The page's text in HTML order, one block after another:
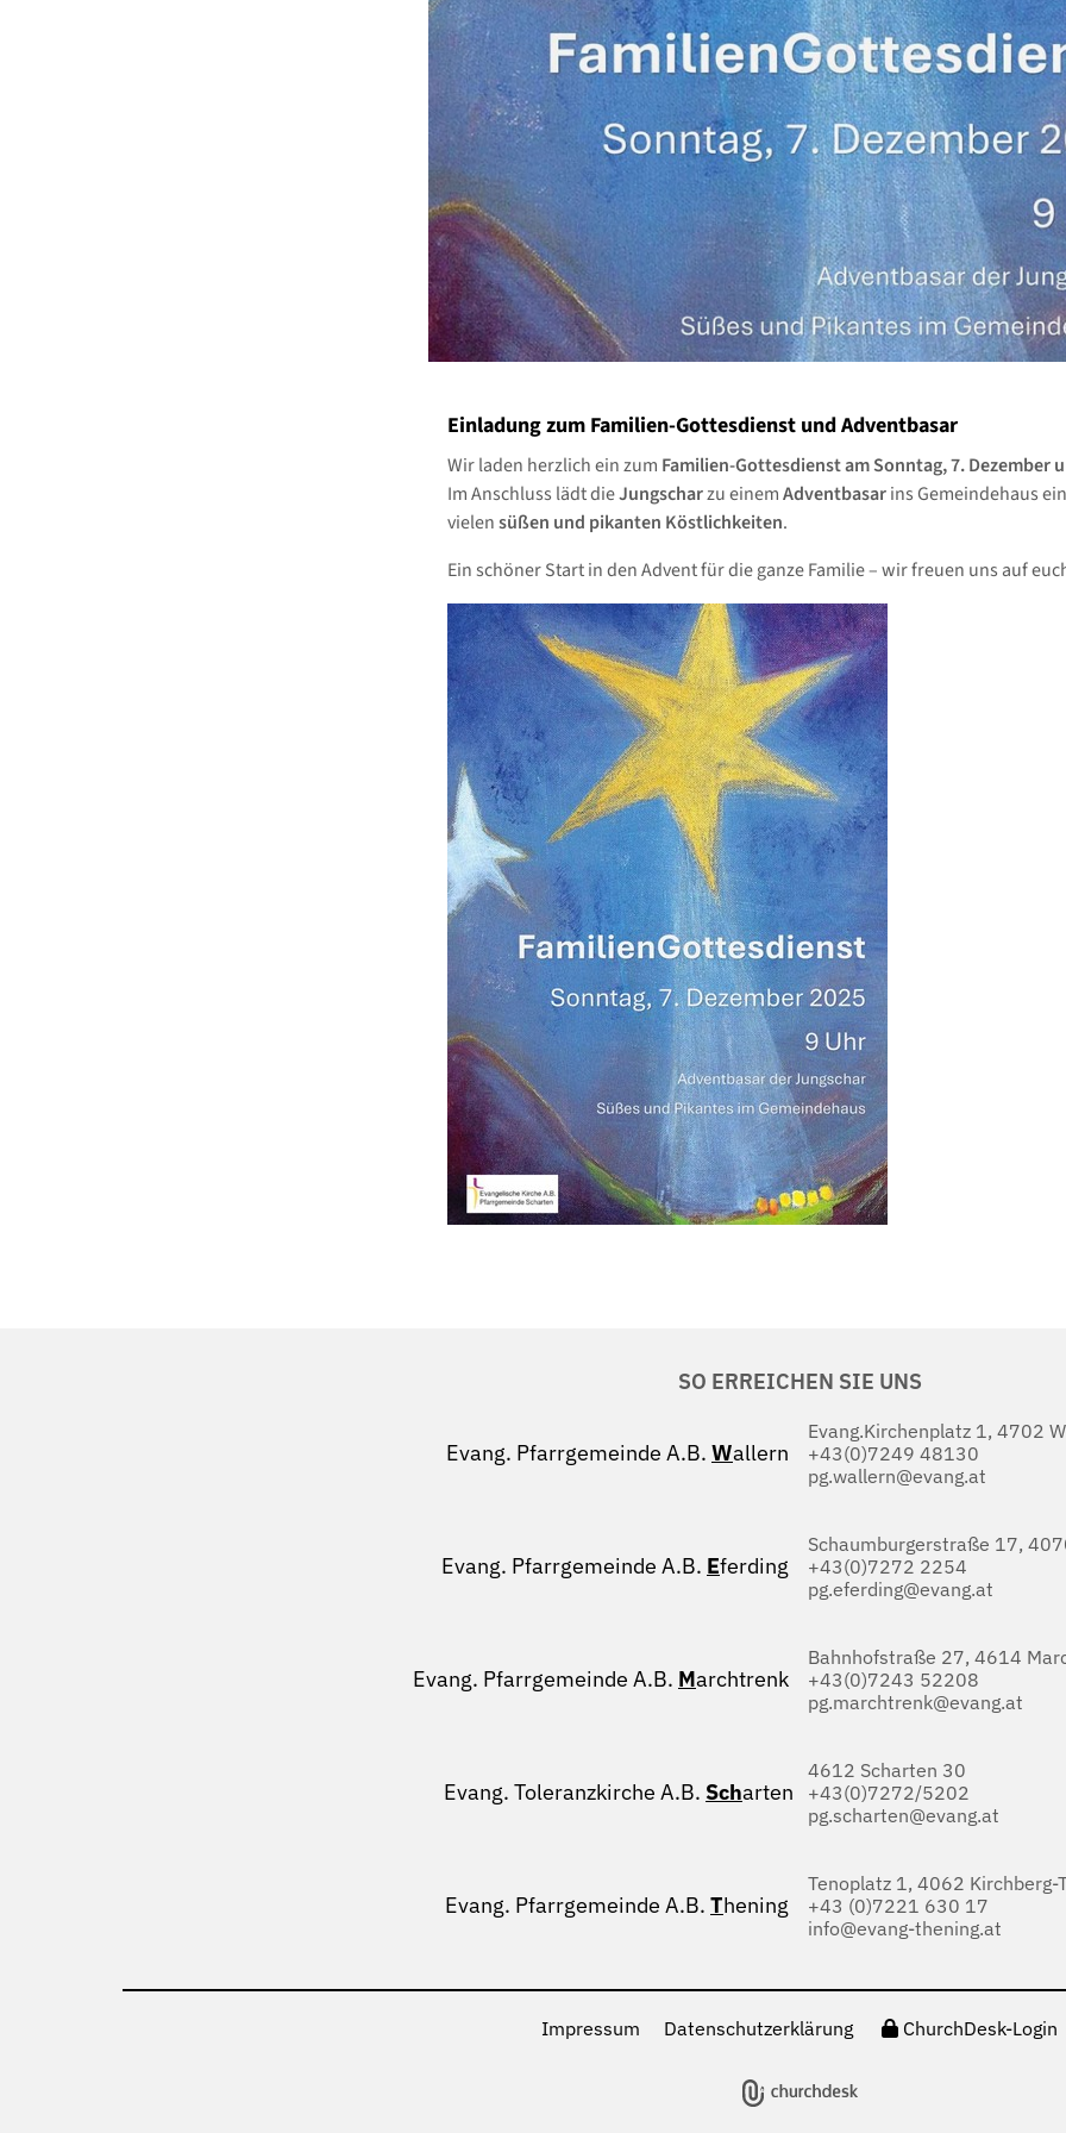
Einladung zum Familien-Gottesdienst und Adventbasar
Wir laden herzlich ein zum Familien-Gottesdienst am Sonntag, 7. Dezember
Im Anschluss lädt dieJungscharzu einemAdventbasarins Gemeindehaus
vielensüßen und pikanten Köstlichkeiten.
Ein schöner Start in den Advent für die ganze Familie – wir freuen uns auf
SO ERREICHEN SIE UNS
Evang. Pfarrgemeinde A.B. Wallern
Evang.Kirchenplatz 1, 4702
+43(0)7249 48130
pg.wallern@evang.at
Evang. Pfarrgemeinde A.B. Eferding
Schaumburgerstraße 17,
+43(0)7272 2254
pg.eferding@evang.at
Evang. Pfarrgemeinde A.B. Marchtrenk
Bahnhofstraße 27, 4614
+43(0)7243 52208
pg.marchtrenk@evang.at
Evang. Toleranzkirche A.B. Scharten
4612 Scharten 30
+43(0)7272/5202
pg.scharten@evang.at
Evang. Pfarrgemeinde A.B. Thening
Tenoplatz 1, 4062 Kirchberg-
+43 (0)7221 630 17
info@evang-thening.at
Impressum Datenschutzerklärung ChurchDesk-Login